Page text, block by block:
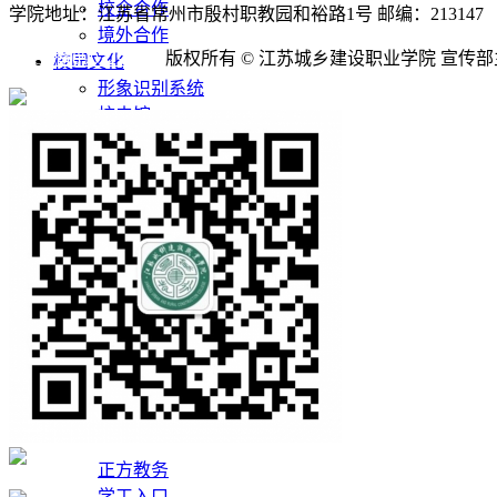
校企合作
境外合作
校园文化
形象识别系统
校史馆
图片城建
全景校园
校园服务
校园地图
网站导航
校历
校园作息
校园黄页
网站首页
信息公开
师生入口
正方教务
学院地址：江苏省常州市殷村职教园和裕路1号 邮编：213147
苏ICP备09032922号 版权所有 © 江苏城乡建设职业学院 宣传